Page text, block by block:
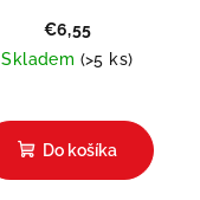
€6,55
Skladem (>5 ks)
Do košíka